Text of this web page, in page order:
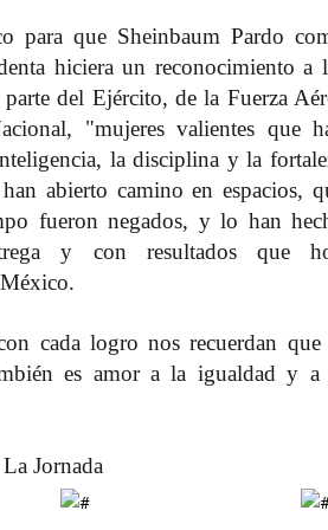
para que Sheinbaum Pardo
hiciera un reconocimiento a
del Ejército, de la Fuerza
"mujeres valientes que
la disciplina y la
abierto camino en espacios,
fueron negados, y lo han
y con resultados que
cada logro nos recuerdan que
es amor a la igualdad y a
Jornada